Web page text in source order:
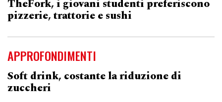
TheFork, i giovani studenti preferiscono
pizzerie, trattorie e sushi
APPROFONDIMENTI
Soft drink, costante la riduzione di
zuccheri